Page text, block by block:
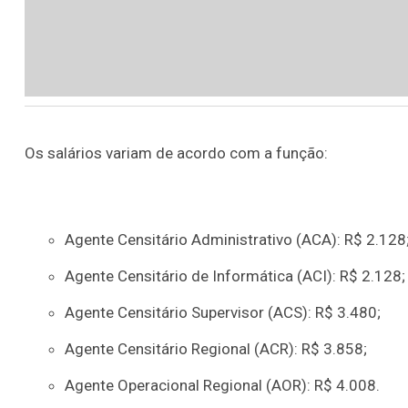
Os salários variam de acordo com a função:
Agente Censitário Administrativo (ACA): R$
Agente Censitário de Informática (ACI): R$ 2.128;
Agente Censitário Supervisor (ACS): R$ 3.480;
Agente Censitário Regional (ACR): R$ 3.858;
Agente Operacional Regional (AOR): R$ 4.008.